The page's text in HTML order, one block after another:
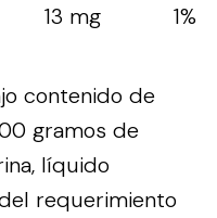
13 mg 1%
contenido de
gramos de
líquido
requerimiento